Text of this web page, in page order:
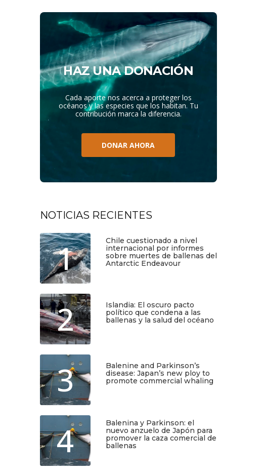
HAZ UNA DONACIÓN
Cada aporte nos acerca a proteger los
océanos y las especies que los habitan. Tu
contribución marca la diferencia.
DONAR AHORA
NOTICIAS RECIENTES
1
Chile cuestionado a nivel
internacional por informes
sobre muertes de ballenas del
Antarctic Endeavour
2
Islandia: El oscuro pacto
político que condena a las
ballenas y la salud del océano
3
Balenine and Parkinson’s
disease: Japan’s new ploy to
promote commercial whaling
4
Balenina y Parkinson: el
nuevo anzuelo de Japón para
promover la caza comercial de
ballenas